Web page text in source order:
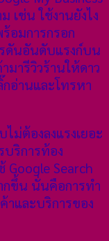
เช่น ใช้งานยังไง
อมการกรอก
ดันอันดับแรงก์บน
มารีวิวร้านให้ดาว
กอ่านและโทรหา
ม่ต้องลงแรงเยอะ
บริการท้อง
Google Search
กขึ้น นั่นคือการทำ
าและบริการของ